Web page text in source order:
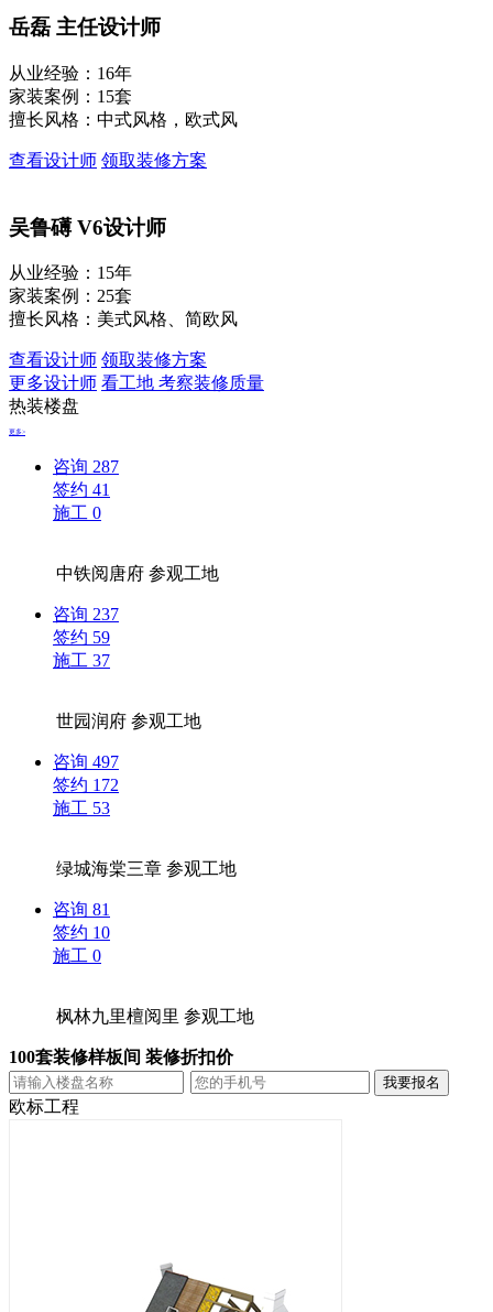
岳磊 主任设计师
从业经验：16年
家装案例：15套
擅长风格：中式风格，欧式风
查看设计师 领取装修方案
吴鲁礡V6设计师
从业经验：15年
家装案例：25套
擅长风格：美式风格、简欧风
查看设计师 领取装修方案
更多设计师 看工地 考察装修质量
热装楼盘
更多>
咨询 287
签约 41
施工 0
中铁阅唐府参观工地
咨询 237
签约 59
施工 37
世园润府参观工地
咨询 497
签约 172
施工 53
绿城海棠三章参观工地
咨询 81
签约 10
施工 0
枫林九里檀阅里参观工地
100套装修样板间 装修折扣价
欧标工程